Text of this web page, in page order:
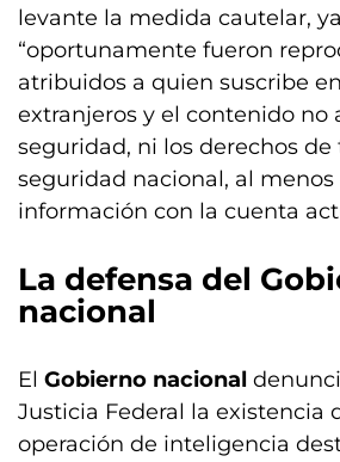
levante la medida cautelar,
“oportunamente fueron
atribuidos a quien suscribe
extranjeros y el contenido no
seguridad, ni los derechos de
seguridad nacional, al menos
información con la cuenta
La defensa del
nacional
El Gobierno nacional
Justicia Federal la existencia
operación de inteligencia